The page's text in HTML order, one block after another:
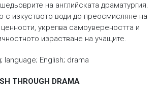
на английската драматургия.
с изкуството води до преосмисляне на
укрепва самоувереността и
израстване на учащите.
English; drama
THROUGH DRAMA